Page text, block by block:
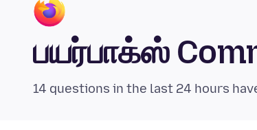
பயர்பாக்ஸ்
14 questions in the last 24 hours